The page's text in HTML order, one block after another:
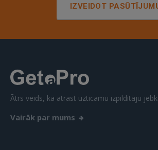
IZVEIDOT
Ātrs veids, kā atrast uzticamu izpildītāju
Vairāk par mums